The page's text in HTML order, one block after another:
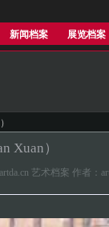
新闻档案 展览档案
Xuan）
艺术档案 作者：